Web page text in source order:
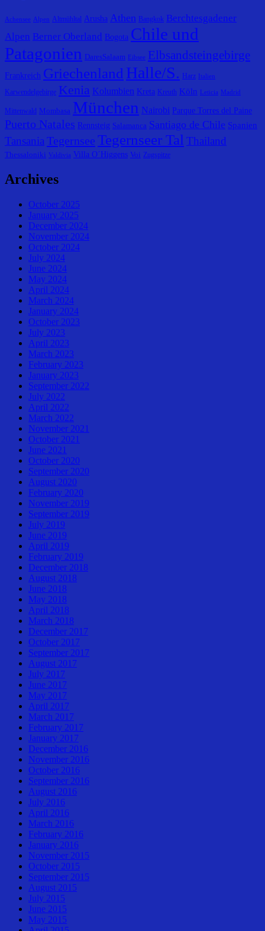
Achensee Alpen Altmühltal Arusha Athen Bangkok Berchtesgadener
Alpen Berner Oberland Bogota Chile und
Patagonien DaresSalaam Eibsee Elbsandsteingebirge
Frankreich Griechenland Halle/S. Harz Italien
Karwendelgebirge Kenia Kolumbien Kreta Kreuth Köln Leticia Madrid
Mittenwald Mombasa München Nairobi Parque Torres del Paine
Puerto Natales Rennsteig Salamanca Santiago de Chile Spanien
Tansania Tegernsee Tegernseer Tal Thailand
Thessaloniki Valdivia Villa O´Higgens Voi Zugspitze
Archives
October 2025
January 2025
December 2024
November 2024
October 2024
July 2024
June 2024
May 2024
April 2024
March 2024
January 2024
October 2023
July 2023
April 2023
March 2023
February 2023
January 2023
September 2022
July 2022
April 2022
March 2022
November 2021
October 2021
June 2021
October 2020
September 2020
August 2020
February 2020
November 2019
September 2019
July 2019
June 2019
April 2019
February 2019
December 2018
August 2018
June 2018
May 2018
April 2018
March 2018
December 2017
October 2017
September 2017
August 2017
July 2017
June 2017
May 2017
April 2017
March 2017
February 2017
January 2017
December 2016
November 2016
October 2016
September 2016
August 2016
July 2016
April 2016
March 2016
February 2016
January 2016
November 2015
October 2015
September 2015
August 2015
July 2015
June 2015
May 2015